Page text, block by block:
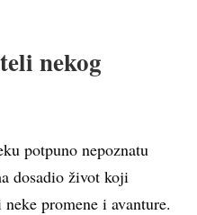
nekog
potpuno nepoznatu
dosadio život koji
promene i avanture.